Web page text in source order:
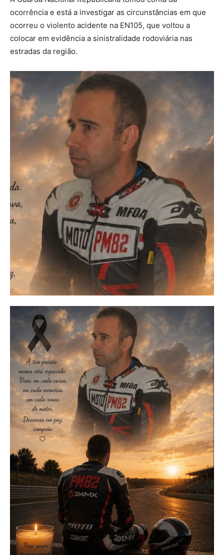
ocorrência e está a investigar as circunstâncias em que
ocorreu o violento acidente na EN105, que voltou a
colocar em evidência a sinistralidade rodoviária nas
estradas da região.